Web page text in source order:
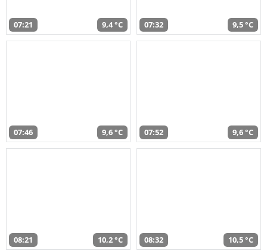
07:21 9,4 °C 07:32 9,5 °C
07:46 9,6 °C 07:52 9,6 °C
08:21 10,2 °C 08:32 10,5 °C